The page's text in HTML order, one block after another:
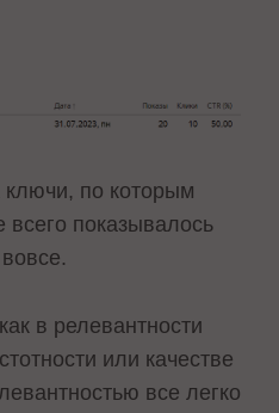
по которым
показывалось
в релевантности
или качестве
все легко